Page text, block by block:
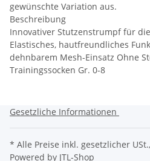
gewünschte Variation aus.
Beschreibung
Innovativer Stutzenstrumpf für
Elastisches, hautfreundliches
dehnbarem Mesh-Einsatz Ohne
Trainingssocken Gr. 0-8
Gesetzliche Informationen
* Alle Preise inkl. gesetzlicher
Powered by JTL-Shop